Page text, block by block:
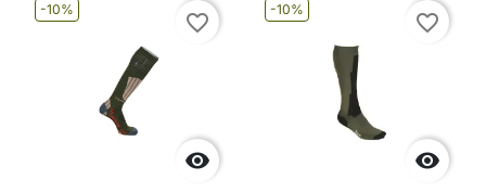
-10%

favorite_border
-10%

favorite_border